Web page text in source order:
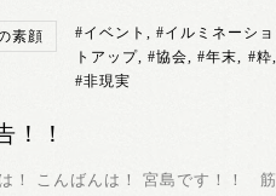
素顔 #イベント ,#イルミネーシ
トアップ,#協会 ,#年末 #粋
#非現実
！！
！ こんばんは！ 宮島です！！ 筋